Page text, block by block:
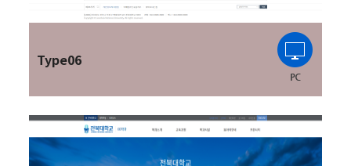
Type06